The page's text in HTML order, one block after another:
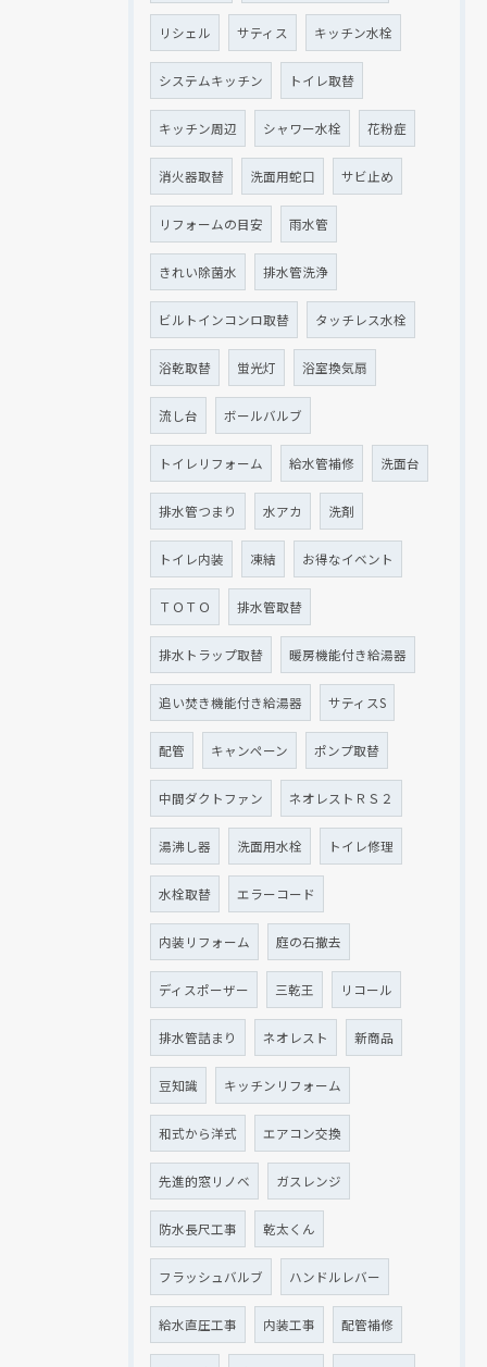
リシェル サティス キッチン水栓
システムキッチン トイレ取替
キッチン周辺 シャワー水栓 花粉症
消火器取替 洗面用蛇口 サビ止め
リフォームの目安 雨水管
きれい除菌水 排水管洗浄
ビルトインコンロ取替 タッチレス水栓
浴乾取替 蛍光灯 浴室換気扇
流し台 ボールバルブ
トイレリフォーム 給水管補修 洗面台
排水管つまり 水アカ 洗剤
トイレ内装 凍結 お得なイベント
ＴＯＴＯ 排水管取替
排水トラップ取替 暖房機能付き給湯器
追い焚き機能付き給湯器 サティスS
配管 キャンペーン ポンプ取替
中間ダクトファン ネオレストＲＳ２
湯沸し器 洗面用水栓 トイレ修理
水栓取替 エラーコード
内装リフォーム 庭の石撤去
ディスポーザー 三乾王 リコール
排水管詰まり ネオレスト 新商品
豆知識 キッチンリフォーム
和式から洋式 エアコン交換
先進的窓リノベ ガスレンジ
防水長尺工事 乾太くん
フラッシュバルブ ハンドルレバー
給水直圧工事 内装工事 配管補修